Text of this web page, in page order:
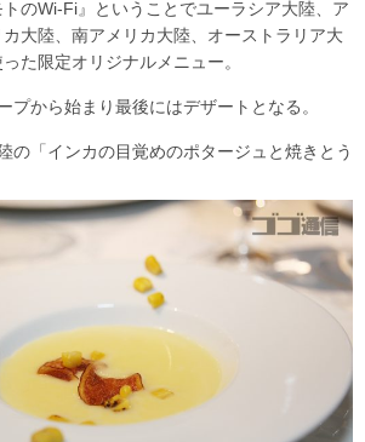
のWi-Fi』ということでユーラシア大陸、ア
大陸、南アメリカ大陸、オーストラリア大
た限定オリジナルメニュー。
プから始まり最後にはデザートとなる。
の「インカの目覚めのポタージュと焼きとう